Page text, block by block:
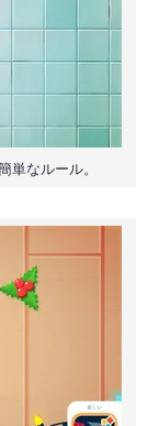
単なルール。